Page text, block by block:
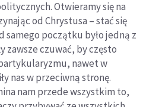
Otwieramy się na
od Chrystusa – stać się
samego początku było jedną z
zawsze czuwać, by często
nawet w
nas w przeciwną stronę.
nam przede wszystkim to,